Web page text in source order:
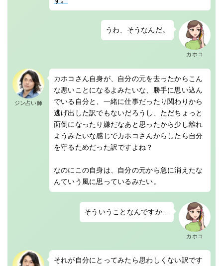
カホコ
うわ、そうなんだ。
ジン占い師
カホコさん自身が、自分の元を去ったからこん
な悪いことになるよみたいな、勝手に思い込ん
でいる自分と、一緒に仕事だったり関わりから
逃げ出した訳でもないだろうし、ただちょっと
面倒になったり嫌だなあと思ったから少し離れ
ようみたいな感じでカホコさんからしたら自分
を守るためだった訳ですよね？
なのにこの自身は、自分の元から急に消えたな
んていう風に思っているみたい。
カホコ
そういうことなんですか…
それが自分にとってみたら思わしくない訳です